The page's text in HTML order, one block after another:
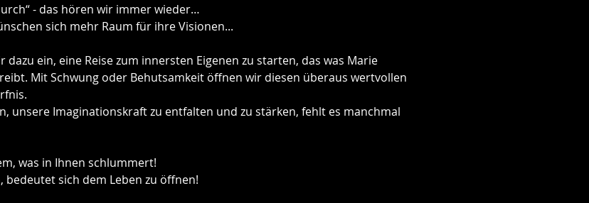
- das hören wir immer wieder…
sich mehr Raum für ihre Visionen...
dazu ein, eine Reise zum innersten Eigenen zu starten, das was Marie
Mit Schwung oder Behutsamkeit öffnen wir diesen überaus wertvollen
unsere Imaginationskraft zu entfalten und zu stärken, fehlt es manchmal
was in Ihnen schlummert!
bedeutet sich dem Leben zu öffnen!